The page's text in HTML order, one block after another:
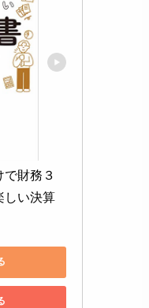
財務３
しい決算